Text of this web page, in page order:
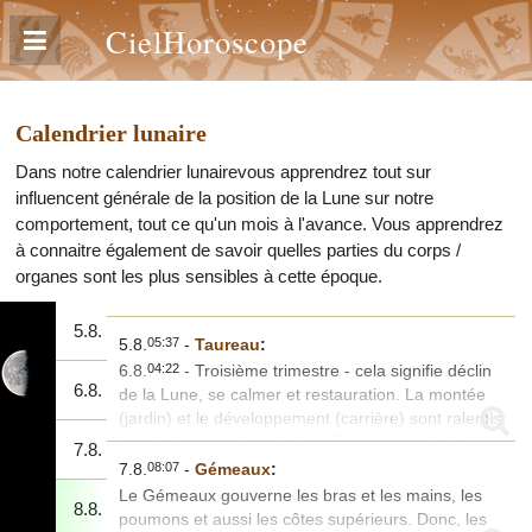
CielHoroscope
Calendrier lunaire
Dans notre calendrier lunairevous apprendrez tout sur
influencent générale de la position de la Lune sur notre
comportement, tout ce qu'un mois à l'avance. Vous apprendrez
à connaitre également de savoir quelles parties du corps /
organes sont les plus sensibles à cette époque.
5.8.
5.8.05:37 -Taureau:
6.8.04:22 - Troisième trimestre - cela signifie déclin
de la Lune, se calmer et restauration. La montée
(jardin) et le développement (carrière) sont ralentis,
mais tout est en train de purifier restaurer et la
régénérer.
Le Taureau gouverne le cou, la gorge, les oreilles
et la région occipitale. Les maladies auxquelles ces
7.8.08:07 -Gémeaux:
Le Gémeaux gouverne les bras et les mains, les
poumons et aussi les côtes supérieurs. Donc, les
6.8.
7.8.
8.8.